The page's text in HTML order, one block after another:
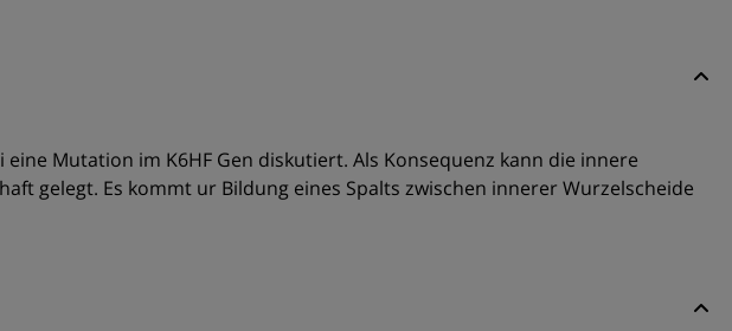
Mutation im K6HF Gen diskutiert. Als Konsequenz kann die innere
gelegt. Es kommt ur Bildung eines Spalts zwischen innerer Wurzelscheide